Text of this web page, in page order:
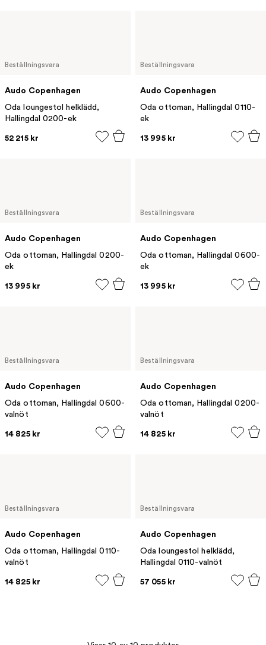
Beställningsvara
Audo Copenhagen
Oda loungestol helklädd,
Hallingdal 0200-ek
52 215 kr
Beställningsvara
Audo Copenhagen
Oda ottoman, Hallingdal 0110-
ek
13 995 kr
Beställningsvara
Audo Copenhagen
Oda ottoman, Hallingdal 0200-
ek
13 995 kr
Beställningsvara
Audo Copenhagen
Oda ottoman, Hallingdal 0600-
ek
13 995 kr
Beställningsvara
Audo Copenhagen
Oda ottoman, Hallingdal 0600-
valnöt
14 825 kr
Beställningsvara
Audo Copenhagen
Oda ottoman, Hallingdal 0200-
valnöt
14 825 kr
Beställningsvara
Audo Copenhagen
Oda ottoman, Hallingdal 0110-
valnöt
14 825 kr
Beställningsvara
Audo Copenhagen
Oda loungestol helklädd,
Hallingdal 0110-valnöt
57 055 kr